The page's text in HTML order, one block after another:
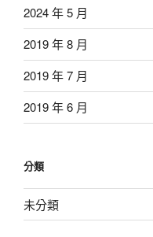
2024 年 5 月
2019 年 8 月
2019 年 7 月
2019 年 6 月
分類
未分類